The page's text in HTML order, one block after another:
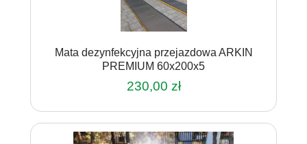
Mata dezynfekcyjna przejazdowa ARKIN
PREMIUM 60x200x5
230,00 zł